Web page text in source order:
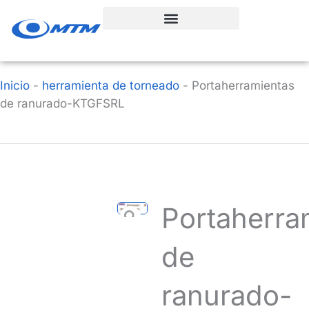
Inicio - herramienta de torneado - Portaherramientas
de ranurado-KTGFSRL
de
ranurado-